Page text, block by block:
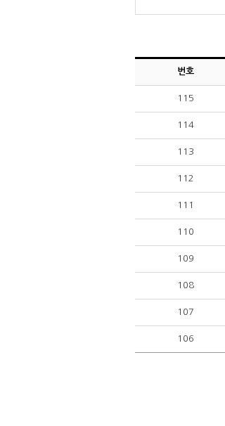
번호
115
114
113
112
111
110
109
108
107
106